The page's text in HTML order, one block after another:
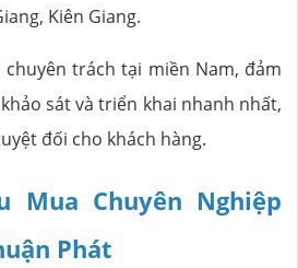
Kiên Giang.
trách tại miền Nam, đảm
sát và triển khai nhanh nhất,
đối cho khách hàng.
Mua Chuyên Nghiệp
Phát